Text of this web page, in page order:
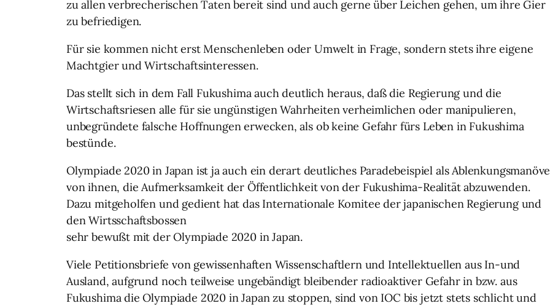
zu allen verbrecherischen Taten bereit sind und auch gerne über Leichen gehen, um ihre Gier
zu befriedigen.
Für sie kommen nicht erst Menschenleben oder Umwelt in Frage, sondern stets ihre eigene
Machtgier und Wirtschaftsinteressen.
Das stellt sich in dem Fall Fukushima auch deutlich heraus, daß die Regierung und die
Wirtschaftsriesen alle für sie ungünstigen Wahrheiten verheimlichen oder manipulieren,
unbegründete falsche Hoffnungen erwecken, als ob keine Gefahr fürs Leben in Fukushima
bestünde.
Olympiade 2020 in Japan ist ja auch ein derart deutliches Paradebeispiel als
von ihnen, die Aufmerksamkeit der Öffentlichkeit von der Fukushima-Realität abzuwenden.
Dazu mitgeholfen und gedient hat das Internationale Komitee der japanischen Regierung und
den Wirtsschaftsbossen
sehr bewußt mit der Olympiade 2020 in Japan.
Viele Petitionsbriefe von gewissenhaften Wissenschaftlern und Intellektuellen aus In-und
Ausland, aufgrund noch teilweise ungebändigt bleibender radioaktiver Gefahr in bzw. aus
Fukushima die Olympiade 2020 in Japan zu stoppen, sind von IOC bis jetzt stets schlicht und